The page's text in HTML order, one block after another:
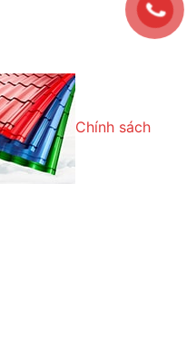
Chính sách